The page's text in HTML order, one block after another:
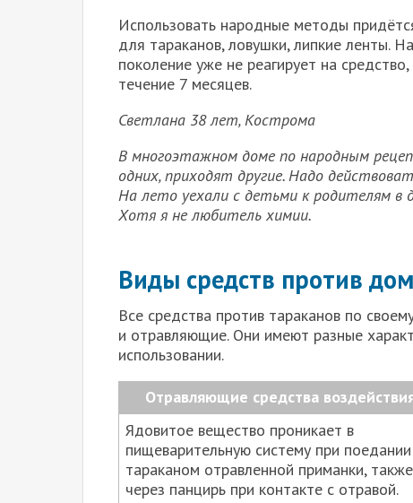
Использовать народные методы
для тараканов, ловушки, липкие ленты.
поколение уже не реагирует на
течение 7 месяцев.
Светлана 38 лет, Кострома
В многоэтажном доме по народным
одних, приходят другие. Надо
На лето уехали с детьми к родителям в
Хотя я не любитель химии.
Виды средств против
Все средства против тараканов по
и отравляющие. Они имеют разные
использовании.
Отравляющие средства
Ядовитое вещество проникает в
пищеварительную систему при поедании
тараканом отравленной приманки, также
через панцирь при контакте с отравой.